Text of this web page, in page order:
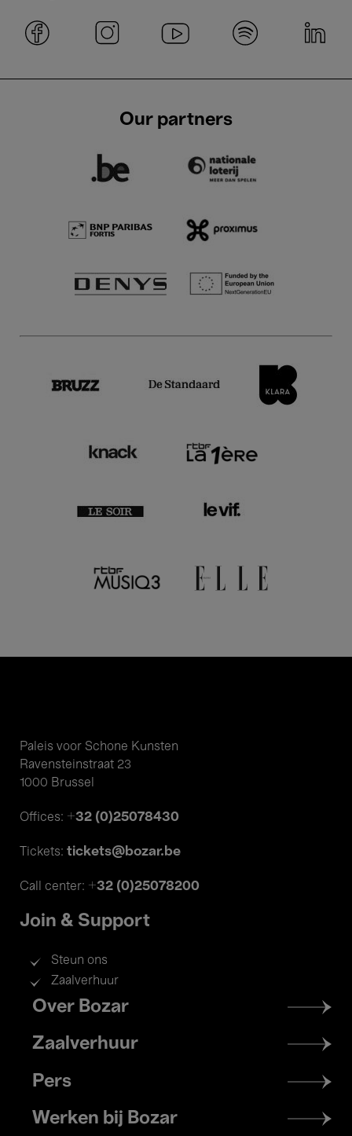
Our partners
Paleis voor Schone Kunsten
Ravensteinstraat 23
1000 Brussel
Offices: +32 (0)25078430
Tickets: tickets@bozar.be
Call center: +32 (0)25078200
Join & Support
Steun ons
Zaalverhuur
Footer
menu
Over Bozar
Zaalverhuur
Pers
Werken bij Bozar